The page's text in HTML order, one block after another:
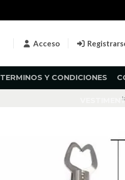
Acceso
TERMINOS Y CONDICIONES